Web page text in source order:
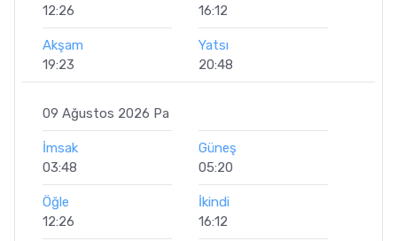
12:26
16:12
Akşam
19:23
Yatsı
20:48
09 Ağustos 2026 Pa
İmsak
03:48
Güneş
05:20
Öğle
12:26
İkindi
16:12